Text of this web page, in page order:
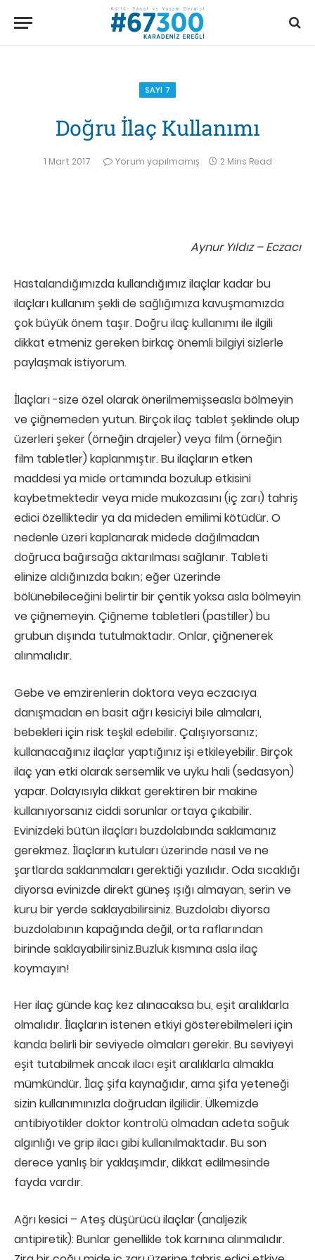
SAYI 7
Doğru İlaç Kullanımı
1 Mart 2017 Yorum yapılmamış 2 Mins Read
Aynur Yıldız – Eczacı
Hastalandığımızda kullandığımız ilaçlar kadar bu
ilaçları kullanım şekli de sağlığımıza kavuşmamızda
çok büyük önem taşır. Doğru ilaç kullanımı ile ilgili
dikkat etmeniz gereken birkaç önemli bilgiyi sizlerle
paylaşmak istiyorum.
İlaçları -size özel olarak önerilmemişseasla bölmeyin
ve çiğnemeden yutun. Birçok ilaç tablet şeklinde olup
üzerleri şeker (örneğin drajeler) veya film (örneğin
film tabletler) kaplanmıştır. Bu ilaçların etken
maddesi ya mide ortamında bozulup etkisini
kaybetmektedir veya mide mukozasını (iç zarı) tahriş
edici özelliktedir ya da mideden emilimi kötüdür. O
nedenle üzeri kaplanarak midede dağılmadan
doğruca bağırsağa aktarılması sağlanır. Tableti
elinize aldığınızda bakın; eğer üzerinde
bölünebileceğini belirtir bir çentik yoksa asla bölmeyin
ve çiğnemeyin. Çiğneme tabletleri (pastiller) bu
grubun dışında tutulmaktadır. Onlar, çiğnenerek
alınmalıdır.
Gebe ve emzirenlerin doktora veya eczacıya
danışmadan en basit ağrı kesiciyi bile almaları,
bebekleri için risk teşkil edebilir. Çalışıyorsanız;
kullanacağınız ilaçlar yaptığınız işi etkileyebilir. Birçok
ilaç yan etki olarak sersemlik ve uyku hali (sedasyon)
yapar. Dolayısıyla dikkat gerektiren bir makine
kullanıyorsanız ciddi sorunlar ortaya çıkabilir.
Evinizdeki bütün ilaçları buzdolabında saklamanız
gerekmez. İlaçların kutuları üzerinde nasıl ve ne
şartlarda saklanmaları gerektiği yazılıdır. Oda sıcaklığı
diyorsa evinizde direkt güneş ışığı almayan, serin ve
kuru bir yerde saklayabilirsiniz. Buzdolabı diyorsa
buzdolabının kapağında değil, orta raflarından
birinde saklayabilirsiniz.Buzluk kısmına asla ilaç
koymayın!
Her ilaç günde kaç kez alınacaksa bu, eşit aralıklarla
olmalıdır. İlaçların istenen etkiyi gösterebilmeleri için
kanda belirli bir seviyede olmaları gerekir. Bu seviyeyi
eşit tutabilmek ancak ilacı eşit aralıklarla almakla
mümkündür. İlaç şifa kaynağıdır, ama şifa yeteneği
sizin kullanımınızla doğrudan ilgilidir. Ülkemizde
antibiyotikler doktor kontrolü olmadan adeta soğuk
algınlığı ve grip ilacı gibi kullanılmaktadır. Bu son
derece yanlış bir yaklaşımdır, dikkat edilmesinde
fayda vardır.
Ağrı kesici – Ateş düşürücü ilaçlar (analjezik
antipiretik): Bunlar genellikle tok karnına alınmalıdır.